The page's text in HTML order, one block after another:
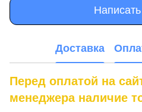
Доставка
Перед оплатой на
менеджера наличие